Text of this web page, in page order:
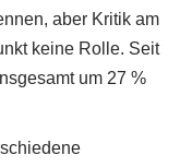
aber Kritik am
keine Rolle. Seit
um 27 %